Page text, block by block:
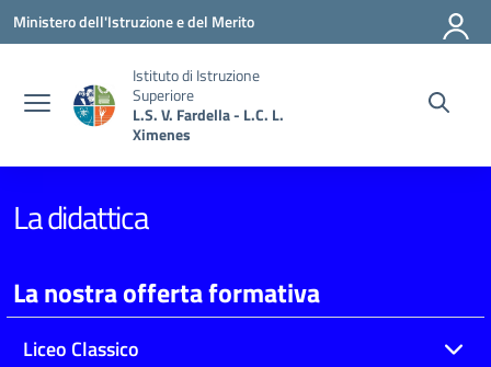
Vai ai contenuti
Vai al menu di navigazione
Vai al footer
Ministero dell'Istruzione e del Merito
Istituto di Istruzione
Superiore
L.S. V. Fardella - L.C. L.
Ximenes
La didattica
La nostra offerta formativa
Liceo Classico